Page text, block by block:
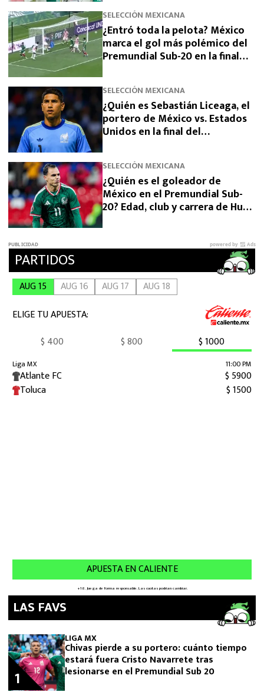
SELECCIÓN MEXICANA
¿Entró toda la pelota? México
marca el gol más polémico del
Premundial Sub-20 en la final
SELECCIÓN MEXICANA
¿Quién es Sebastián Liceaga, el
portero de México vs. Estados
Unidos en la final del
carrera
SELECCIÓN MEXICANA
¿Quién es el goleador de
México en el Premundial Sub-
20? Edad, club y carrera de Hugo
LAS FAVS
LIGA MX
Chivas pierde a su portero: cuánto tiempo
estará fuera Cristo Navarrete tras
lesionarse en el Premundial Sub 20
1